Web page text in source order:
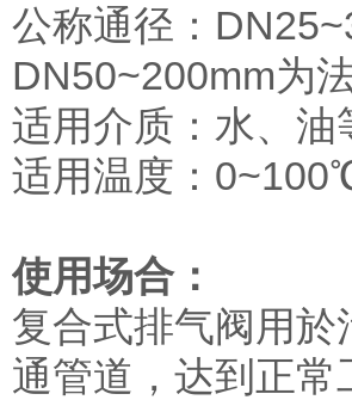
公称通径：
DN50~200mm为
适用介质：水、油
适用温度：
使用场合：
复合式排气阀用
通管道，达到正常